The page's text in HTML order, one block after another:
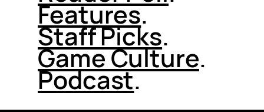
Features.
Staff Picks.
Game Culture.
Podcast.